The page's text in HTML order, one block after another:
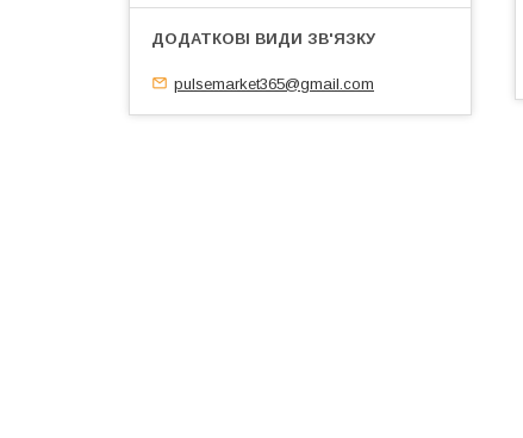
pulsemarket365@gmail.com